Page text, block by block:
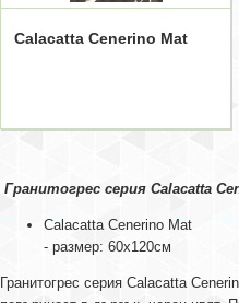
Calacatta Cenerino Mat
Гранитогрес серия Calacatta
Calacatta Cenerino Mat
- размер: 60x120см
Гранитогрес серия Calacatta